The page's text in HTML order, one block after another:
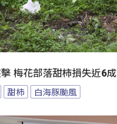
梅花部落甜柿損失近6成
甜柿 白海豚颱風